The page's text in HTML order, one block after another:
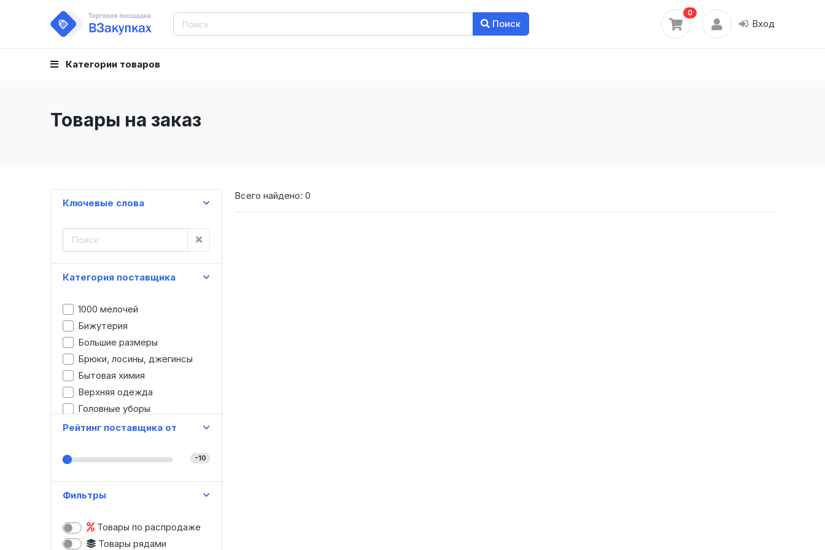
Поиск
0
Вход
Категории товаров
Товары на заказ
Ключевые слова
Категория поставщика
1000 мелочей
Бижутерия
Большие размеры
Брюки, лосины, джегинсы
Бытовая химия
Верхняя одежда
Головные уборы
Детская одежда
Домашняя одежда
Зонты
Канцтовары
Картины, модульные картины
Рейтинг поставщика от
-10
Фильтры
Товары по распродаже
Товары рядами
Всего найдено: 0